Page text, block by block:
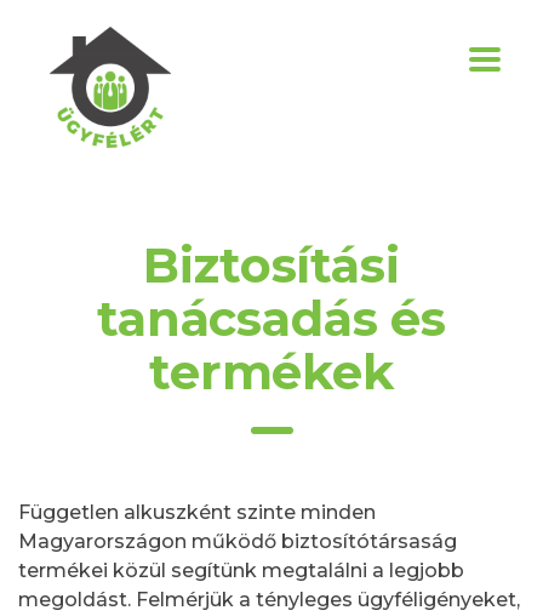
Biztosítási
tanácsadás és
termékek
Független alkuszként szinte minden
Magyarországon működő biztosítótársaság
termékei közül segítünk megtalálni a legjobb
megoldást. Felmérjük a tényleges ügyféligényeket,